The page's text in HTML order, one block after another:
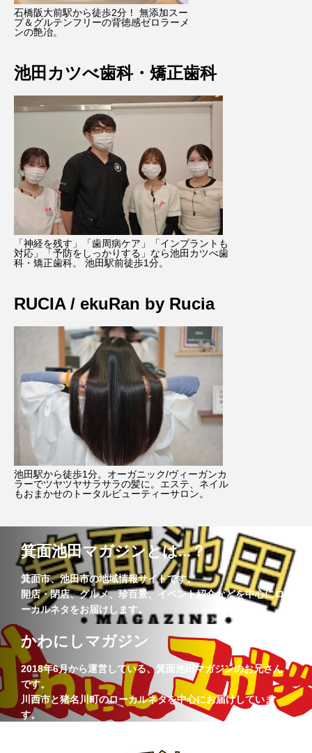
石橋阪大前駅から徒歩2分！ 無添加スー
プ＆グルテンフリーの背徳感ゼロラーメ
ンの艶冶。
池田カツべ歯科・矯正歯科
「神経を残す」「歯周病ケア」「インプラントも
対応」「予防をしっかりする」なら池田カツべ歯
科・矯正歯科。 池田駅前徒歩1分。
RUCIA / ekuRan by Rucia
池田駅から徒歩1分。オーガニック/ヴィーガンカ
ラーでツヤツヤサラサラの髪に。エステ、ネイル
もおまかせのトータルビューティーサロン。
箕面池田マガジンとは...？
箕面市、池田市の地域情報サイトです。
開店・閉店、グルメ、珍百景、イベント紹介などを中心にロ
ーカルネタをお届けします。
かわにしマガジン
2018年6月から運営している、箕面池田マガジンのお兄さん
です。
川西市と猪名川町のローカルネタを中心にお届けしていま
す。